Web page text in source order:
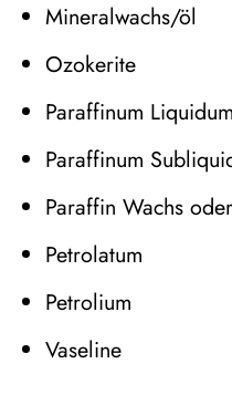
Mineralwachs/öl
Ozokerite
Paraffinum Liquidum
Paraffinum
Paraffin Wachs
Petrolatum
Petrolium
Vaseline